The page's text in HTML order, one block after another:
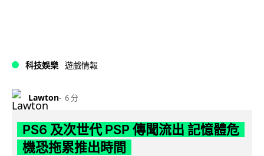
科技娛樂 遊戲情報
Lawton 6 分
PS6 及次世代 PSP 傳聞流出 記憶體危
機恐拖累推出時間